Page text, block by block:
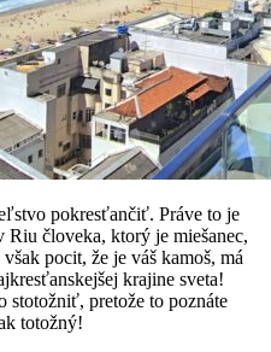
pokresťančiť. Práve to je
Riu človeka, ktorý je miešanec,
pocit, že je váš kamoš, má
krajine sveta!
stotožniť, pretože to poznáte
totožný!